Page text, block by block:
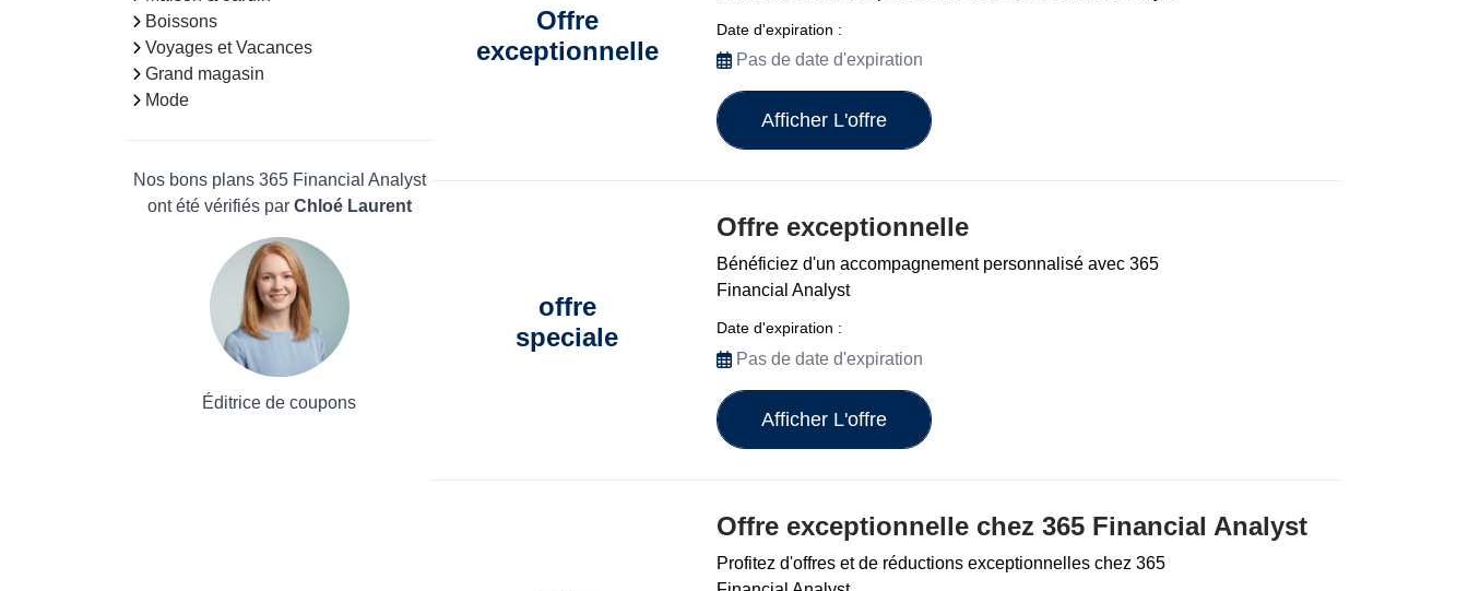
Boissons
Voyages et Vacances
Grand magasin
Mode
Nos bons plans 365 Financial Analyst
ont été vérifiés par Chloé Laurent
Éditrice de coupons
Offre
exceptionnelle
Date d'expiration :
Pas de date d'expiration
Afficher L'offre
offre
speciale
Offre exceptionnelle
Bénéficiez d'un accompagnement personnalisé avec 365
Financial Analyst
Date d'expiration :
Pas de date d'expiration
Afficher L'offre
Offre exceptionnelle chez 365 Financial Analyst
Profitez d'offres et de réductions exceptionnelles chez 365